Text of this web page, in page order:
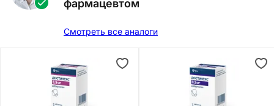
фармацевтом
Смотреть все аналоги